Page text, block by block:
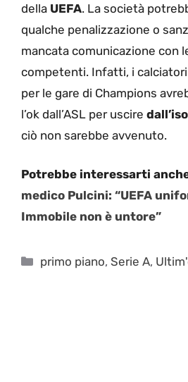
della UEFA. La società
qualche penalizzazione o
mancata comunicazione con
competenti. Infatti, i
per le gare di Champions
l’ok dall’ASL per uscire
ciò non sarebbe avvenuto.
Potrebbe interessarti anche
medico Pulcini: “UEFA
Immobile non è untore”
Categorie
primo piano,Serie A,